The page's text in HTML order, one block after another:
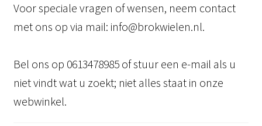
Voor speciale vragen of wensen, neem contact
met ons op via mail: info@brokwielen.nl.
Bel ons op 0613478985 of stuur een e-mail als u
niet vindt wat u zoekt; niet alles staat in onze
webwinkel.